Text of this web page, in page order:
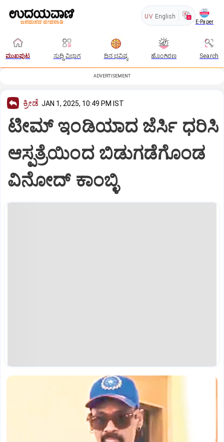
UV English
E-Paper
ಮುಖಪುಟ ಸುದ್ದಿ ವಿಭಾಗ ದಿನ ಭವಿಷ್ಯ ಹೊಂಗಿರಣ Search
ADVERTISEMENT
ಕ್ರೀಡೆ JAN 1, 2025, 10:49 PM IST
ಟೀಮ್‌ ಇಂಡಿಯಾದ ಜೆರ್ಸಿ ಧರಿಸಿ
ಆಸ್ಪತ್ರೆಯಿಂದ ಬಿಡುಗಡೆಗೊಂಡ
ವಿನೋದ್‌ ಕಾಂಬ್ಳಿ